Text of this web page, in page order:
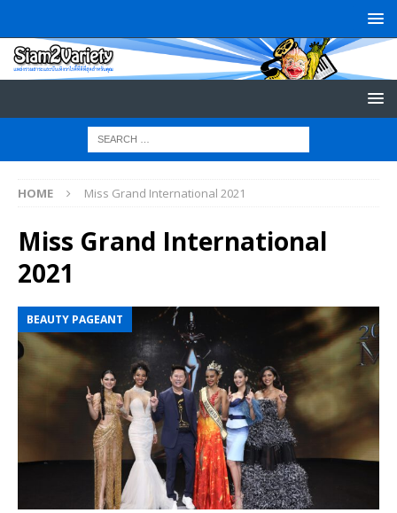
HOME Miss Grand International 2021
Miss Grand International
2021
BEAUTY PAGEANT